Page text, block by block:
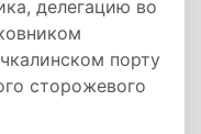
делегацию во
порту
сторожевого